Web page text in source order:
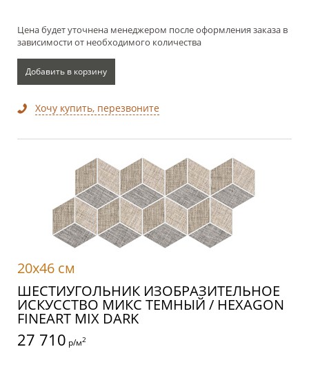
Цена будет уточнена менеджером после оформления заказа в
зависимости от необходимого количества
Добавить в корзину
Хочу купить, перезвоните
20x46 см
ШЕСТИУГОЛЬНИК ИЗОБРАЗИТЕЛЬНОЕ
ИСКУССТВО МИКС ТЕМНЫЙ / HEXAGON
FINEART MIX DARK
27 710 р/м2